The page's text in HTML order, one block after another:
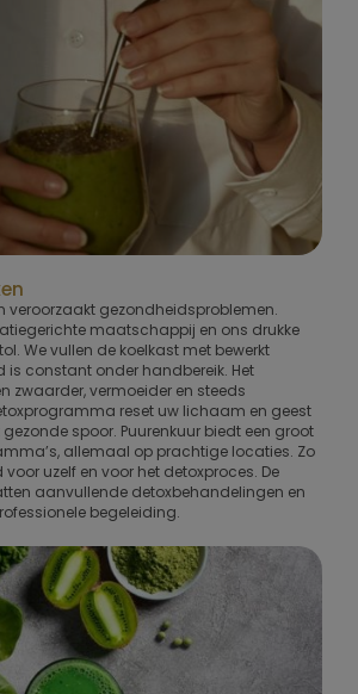
veroorzaakt gezondheidsproblemen.
maatschappij en ons drukke
We vullen de koelkast met bewerkt
is constant onder handbereik. Het
zwaarder, vermoeider en steeds
reset uw lichaam en geest
gezonde spoor. Puurenkuur biedt een groot
allemaal op prachtige locaties. Zo
uzelf en voor het detoxproces. De
aanvullende detoxbehandelingen en
begeleiding.